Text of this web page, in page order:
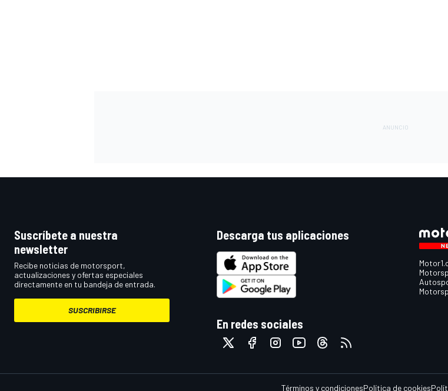
Suscríbete a nuestra
newsletter
Recibe noticias de motorsport,
actualizaciones y ofertas especiales
directamente en tu bandeja de entrada.
SUSCRIBIRSE
Descarga tus aplicaciones
En redes sociales
Términos y condicionesPolítica de cookies